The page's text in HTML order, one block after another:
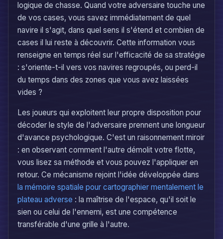
logique de chasse. Quand votre adversaire touche une
de vos cases, vous savez immédiatement de quel
navire il s'agit, dans quel sens il s'étend et combien de
cases il lui reste à découvrir. Cette information vous
renseigne en temps réel sur l'efficacité de sa stratégie
: s'oriente-t-il vers vos navires regroupés, ou perd-il
du temps dans des zones que vous avez laissées
vides ?
Les joueurs qui exploitent leur propre disposition pour
décoder le style de l'adversaire prennent une longueur
d'avance psychologique. C'est un raisonnement miroir
: en observant comment l'autre démolit votre flotte,
vous lisez sa méthode et vous pouvez l'appliquer en
retour. Ce mécanisme rejoint l'idée développée dans
la mémoire spatiale pour cartographier mentalement le
plateau adverse : la maîtrise de l'espace, qu'il soit le
sien ou celui de l'ennemi, est une compétence
transférable d'une grille à l'autre.